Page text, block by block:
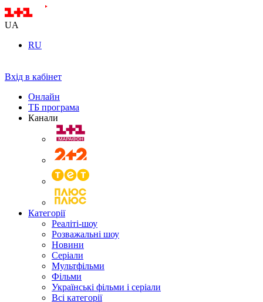
UA
RU
Вхід в кабінет
Онлайн
ТБ програма
Канали
Категорії
Реаліті-шоу
Розважальні шоу
Новини
Серіали
Мультфільми
Фільми
Українські фільми і серіали
Всі категорії